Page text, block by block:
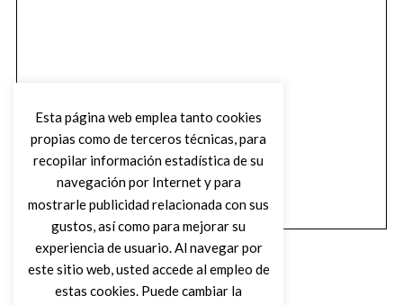
Esta página web emplea tanto cookies
propias como de terceros técnicas, para
recopilar información estadística de su
navegación por Internet y para
mostrarle publicidad relacionada con sus
gustos, así como para mejorar su
experiencia de usuario. Al navegar por
este sitio web, usted accede al empleo de
estas cookies. Puede cambiar la